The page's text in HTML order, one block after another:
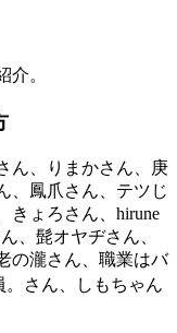
介。
ん、りまかさん、庚
、鳳爪さん、テツじ
きょろさん、hirune
、髭オヤヂさん、
の瀧さん、職業はバ
。さん、しもちゃん